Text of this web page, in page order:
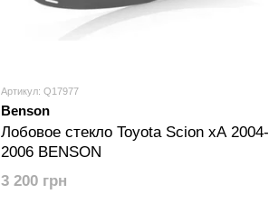
Артикул: Q17977
Benson
Лобовое стекло Toyota Scion xA 2004-
2006 BENSON
3 200 грн